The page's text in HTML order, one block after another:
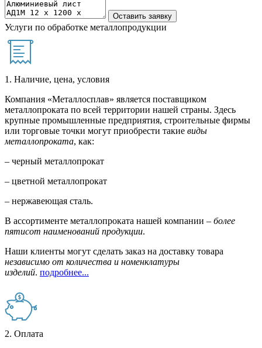
Услуги по обработке металлопродукции
1. Наличие, цена, условия
Компания «Металлосплав» является поставщиком
металлопроката по всей территории нашей страны. Здесь
крупные промышленные предприятия, строительные фирмы
или торговые точки могут приобрести такие виды
металлопроката, как:
– черный металлопрокат
– цветной металлопрокат
– нержавеющая сталь.
В ассортименте металлопроката нашей компании – более
пятисот наименований продукции.
Наши клиенты могут сделать заказ на доставку товара
независимо от количества и номенклатуры
изделий. подробнее...
2. Оплата